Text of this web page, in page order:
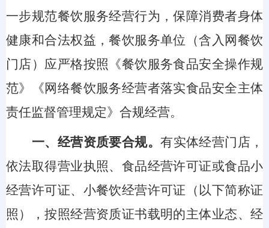
一步规范餐饮服务经营行为，保障消费者身体
健康和合法权益，餐饮服务单位（含入网餐饮
门店）应严格按照《餐饮服务食品安全操作规
范》《网络餐饮服务经营者落实食品安全主体
责任监督管理规定》合规经营。
一、经营资质要合规。有实体经营门店，
依法取得营业执照、食品经营许可证或食品小
经营许可证、小餐饮经营许可证（以下简称证
照），按照经营资质证书载明的主体业态、经